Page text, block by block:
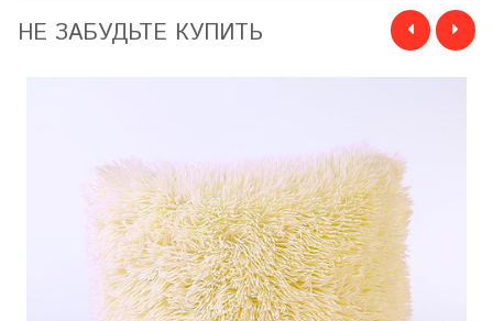
НЕ ЗАБУДЬТЕ КУПИТЬ